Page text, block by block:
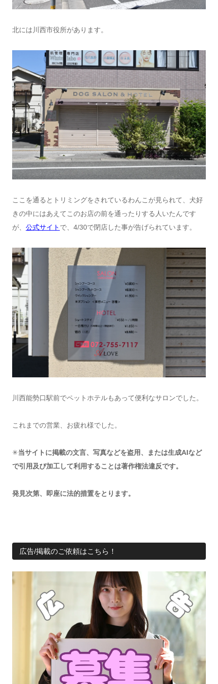
北には川西市役所があります。
ここを通るとトリミングをされているわんこが見られて、犬好
きの中にはあえてこのお店の前を通ったりする人いたんです
が、 公式サイト で、4/30で閉店した事が告げられています。
川西能勢口駅前でペットホテルもあって便利なサロンでした。
これまでの営業、お疲れ様でした。
✳︎当サイトに掲載の文言、写真などを盗用、または生成AIなど
で引用及び加工して利用することは著作権法違反です。
発見次第、即座に法的措置をとります。
広告/掲載のご依頼はこちら！